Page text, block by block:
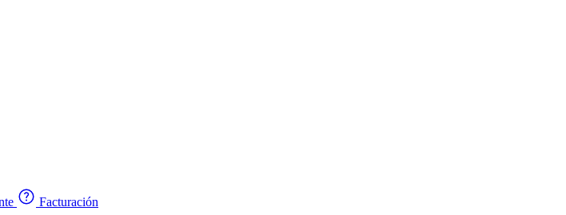
Facturación